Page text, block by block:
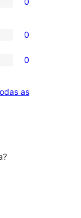
0
0
asvaloracións